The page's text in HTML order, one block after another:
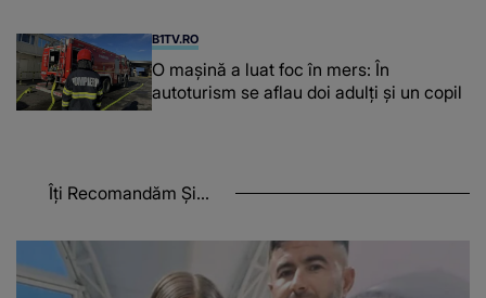
B1TV.RO
O maşină a luat foc în mers: În
autoturism se aflau doi adulți și un copil
Îți Recomandăm Și...